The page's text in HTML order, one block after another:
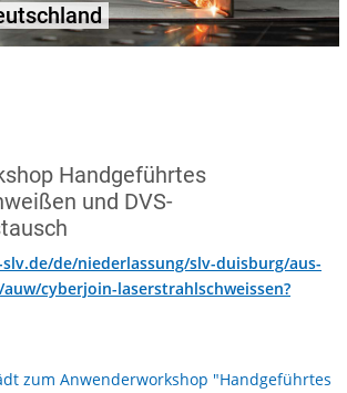
Handgeführtes
und DVS-
de/niederlassung/slv-duisburg/aus-
cyberjoin-laserstrahlschweissen?
zum Anwenderworkshop "Handgeführtes